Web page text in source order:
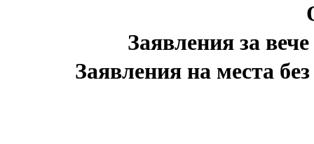
Заявления за
Заявления на места